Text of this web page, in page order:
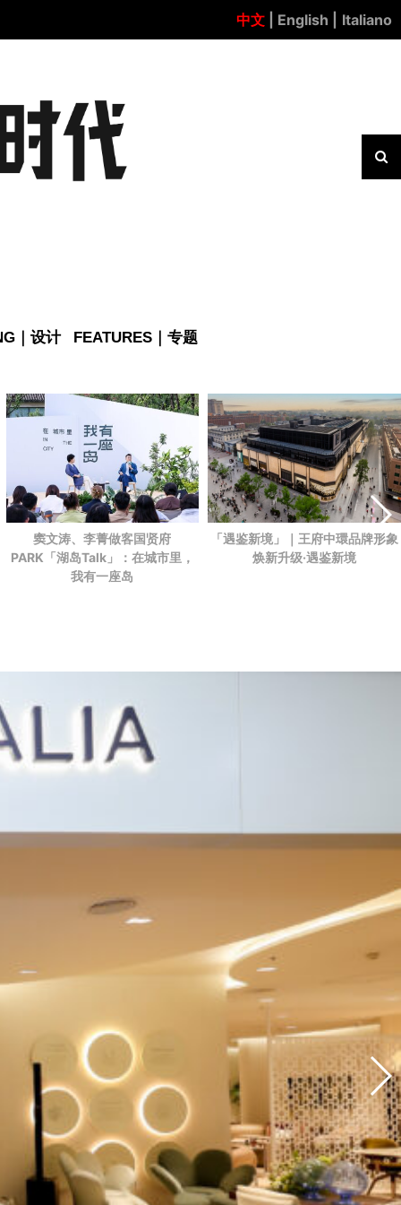
中文 | English | Italiano
｜设计 FEATURES｜专题
窦文涛、李菁做客国贤府
PARK 「湖岛Talk」：在城市里，
我有一座岛
「遇鉴新境」｜王府中環品牌形象
焕新升级·遇鉴新境